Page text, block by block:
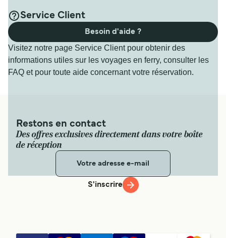
Service Client
Visitez notre page Service Client pour obtenir des
informations utiles sur les voyages en ferry, consulter les
FAQ et pour toute aide concernant votre réservation.
Besoin d'aide ?
Restons en contact
Des offres exclusives directement dans votre boîte
de réception
S'inscrire